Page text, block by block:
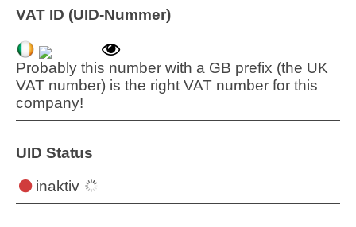
VAT ID (UID-Nummer)
Probably this number with a GB prefix (the UK
VAT number) is the right VAT number for this
company!
UID Status
inaktiv